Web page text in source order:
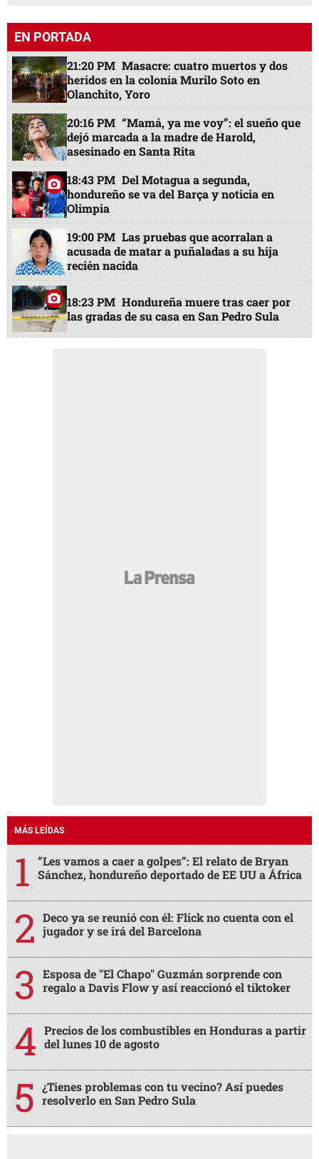
EN PORTADA
21:20 PM Masacre: cuatro muertos y dos
heridos en la colonia Murilo Soto en
Olanchito, Yoro
20:16 PM “Mamá, ya me voy”: el sueño que
dejó marcada a la madre de Harold,
asesinado en Santa Rita
18:43 PM Del Motagua a segunda,
hondureño se va del Barça y noticia en
Olimpia
19:00 PM Las pruebas que acorralan a
acusada de matar a puñaladas a su hija
recién nacida
18:23 PM Hondureña muere tras caer por
las gradas de su casa en San Pedro Sula
MÁS LEÍDAS
“Les vamos a caer a golpes”: El relato de Bryan
Sánchez, hondureño deportado de EE UU a África
Deco ya se reunió con él: Flick no cuenta con el
jugador y se irá del Barcelona
Esposa de "El Chapo" Guzmán sorprende con
regalo a Davis Flow y así reaccionó el tiktoker
Precios de los combustibles en Honduras a partir
del lunes 10 de agosto
¿Tienes problemas con tu vecino? Así puedes
resolverlo en San Pedro Sula